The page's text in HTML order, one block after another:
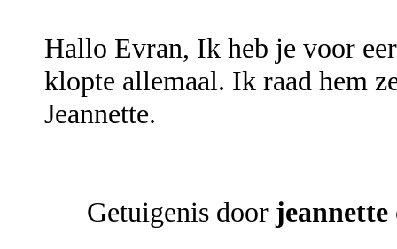
Hallo Evran, Ik heb je voor
klopte allemaal. Ik raad hem
Jeannette.
Getuigenis door jeannette